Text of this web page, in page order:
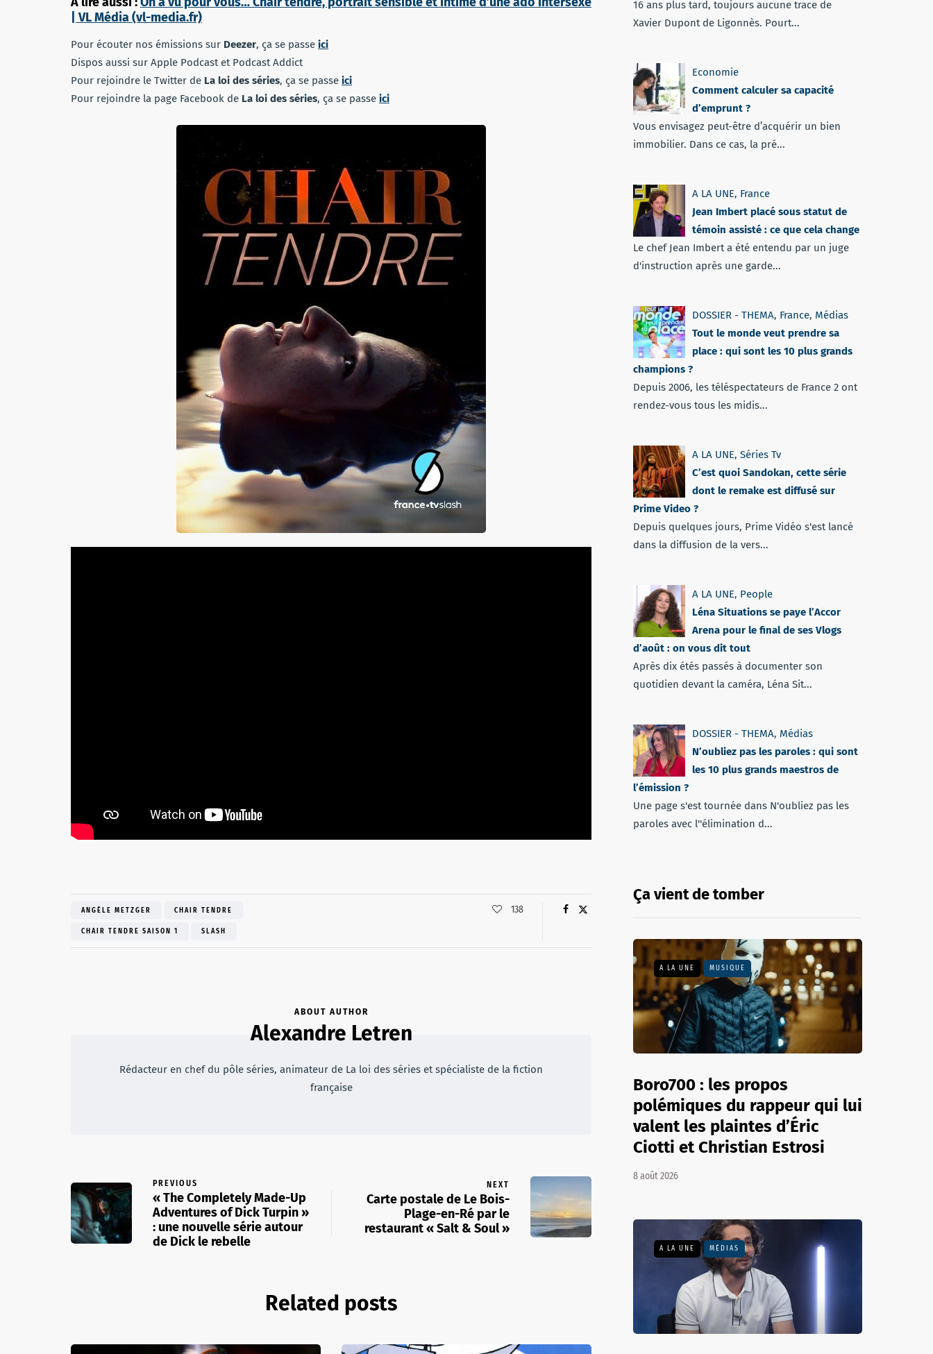
| VL Média (vl-media.fr)
Pour écouter nos émissions sur Deezer, ça se passe ici
Dispos aussi sur Apple Podcast et Podcast Addict
Pour rejoindre le Twitter de La loi des séries, ça se passe ici
Pour rejoindre la page Facebook de La loi des séries, ça se passe ici
ANGÈLE METZGER CHAIR TENDRE
CHAIR TENDRE SAISON 1 SLASH
138
ABOUT AUTHOR
Alexandre Letren
Rédacteur en chef du pôle séries, animateur de La loi des séries et spécialiste de la fiction
française
PREVIOUS
« The Completely Made-Up
Adventures of Dick Turpin »
: une nouvelle série autour
de Dick le rebelle
NEXT
Carte postale de Le Bois-
Plage-en-Ré par le
restaurant « Salt & Soul »
Related posts
16 ans plus tard, toujours aucune trace de
Xavier Dupont de Ligonnès. Pourt...
Economie
Comment calculer sa capacité
d’emprunt ?
Vous envisagez peut-être d’acquérir un bien
immobilier. Dans ce cas, la pré...
A LA UNE, France
Jean Imbert placé sous statut de
témoin assisté : ce que cela change
Le chef Jean Imbert a été entendu par un juge
d'instruction après une garde...
DOSSIER - THEMA, France, Médias
Tout le monde veut prendre sa
place : qui sont les 10 plus grands
champions ?
Depuis 2006, les téléspectateurs de France 2 ont
rendez-vous tous les midis...
A LA UNE, Séries Tv
C’est quoi Sandokan, cette série
dont le remake est diffusé sur
Prime Video ?
Depuis quelques jours, Prime Vidéo s'est lancé
dans la diffusion de la vers...
A LA UNE, People
Léna Situations se paye l’Accor
Arena pour le final de ses Vlogs
d’août : on vous dit tout
Après dix étés passés à documenter son
quotidien devant la caméra, Léna Sit...
DOSSIER - THEMA, Médias
N’oubliez pas les paroles : qui sont
les 10 plus grands maestros de
l’émission ?
Une page s'est tournée dans N'oubliez pas les
paroles avec l''élimination d...
Ça vient de tomber
A LA UNE MUSIQUE
Boro700 : les propos
polémiques du rappeur qui lui
valent les plaintes d’Éric
Ciotti et Christian Estrosi
8 août 2026
A LA UNE MÉDIAS